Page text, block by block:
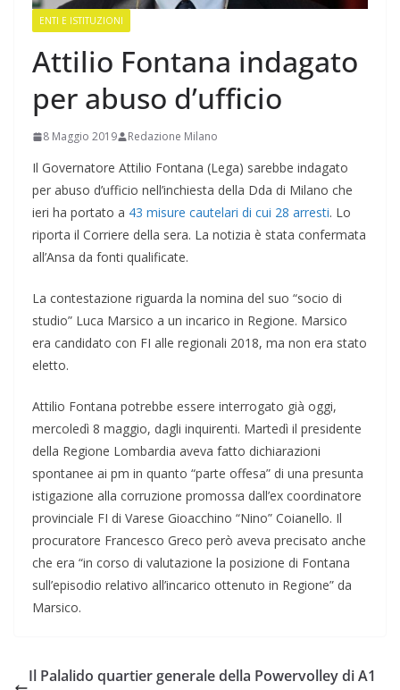
ENTI E ISTITUZIONI
Attilio Fontana indagato
per abuso d’ufficio
8 Maggio 2019 Redazione Milano
Il Governatore Attilio Fontana (Lega) sarebbe indagato
per abuso d’ufficio nell’inchiesta della Dda di Milano che
ieri ha portato a 43 misure cautelari di cui 28 arresti. Lo
riporta il Corriere della sera. La notizia è stata confermata
all’Ansa da fonti qualificate.
La contestazione riguarda la nomina del suo “socio di
studio” Luca Marsico a un incarico in Regione. Marsico
era candidato con FI alle regionali 2018, ma non era stato
eletto.
Attilio Fontana potrebbe essere interrogato già oggi,
mercoledì 8 maggio, dagli inquirenti. Martedì il presidente
della Regione Lombardia aveva fatto dichiarazioni
spontanee ai pm in quanto “parte offesa” di una presunta
istigazione alla corruzione promossa dall’ex coordinatore
provinciale FI di Varese Gioacchino “Nino” Coianello. Il
procuratore Francesco Greco però aveva precisato anche
che era “in corso di valutazione la posizione di Fontana
sull’episodio relativo all’incarico ottenuto in Regione” da
Marsico.
Il Palalido quartier generale della Powervolley di A1